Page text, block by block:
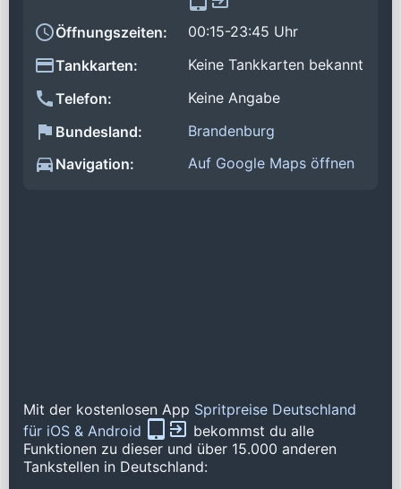
Öffnungszeiten:
00:15-23:45 Uhr
Tankkarten:
Keine Tankkarten bekannt
Telefon:
Keine Angabe
Bundesland:
Brandenburg
Navigation:
Auf Google Maps öffnen
Mit der kostenlosen App Spritpreise Deutschland
für iOS & Android
bekommst du alle
Funktionen zu dieser und über 15.000 anderen
Tankstellen in Deutschland: